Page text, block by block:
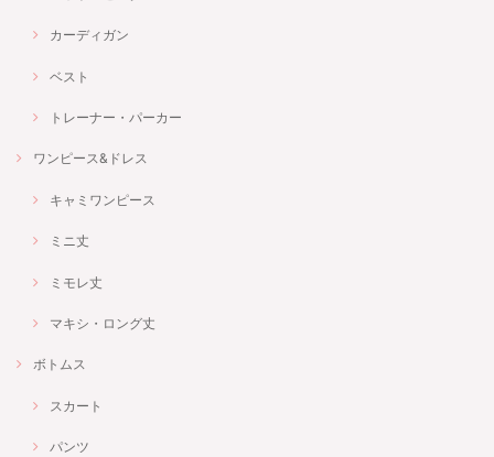
カーディガン
ベスト
トレーナー・パーカー
ワンピース&ドレス
キャミワンピース
ミニ丈
ミモレ丈
マキシ・ロング丈
ボトムス
スカート
パンツ